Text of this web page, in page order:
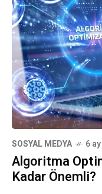
SOSYAL MEDYA 6
Algoritma
Kadar Önemli?